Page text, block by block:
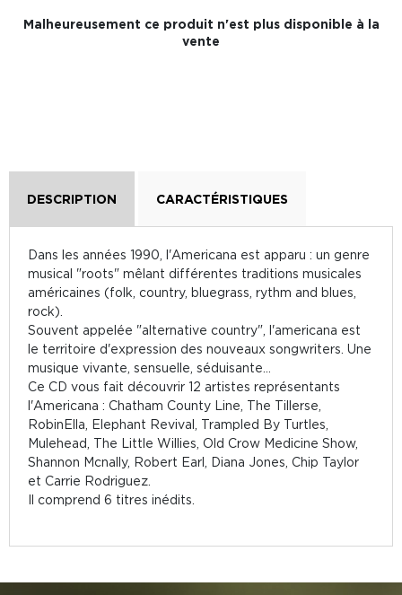
Malheureusement ce produit n'est plus disponible à la
vente
DESCRIPTION CARACTÉRISTIQUES
Dans les années 1990, l'Americana est apparu : un genre
musical "roots" mêlant différentes traditions musicales
américaines (folk, country, bluegrass, rythm and blues,
rock).
Souvent appelée "alternative country", l'americana est
le territoire d'expression des nouveaux songwriters. Une
musique vivante, sensuelle, séduisante...
Ce CD vous fait découvrir 12 artistes représentants
l'Americana : Chatham County Line, The Tillerse,
RobinElla, Elephant Revival, Trampled By Turtles,
Mulehead, The Little Willies, Old Crow Medicine Show,
Shannon Mcnally, Robert Earl, Diana Jones, Chip Taylor
et Carrie Rodriguez.
Il comprend 6 titres inédits.